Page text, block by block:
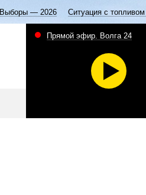
Выборы — 2026 Ситуация с
Прямой эфир. Волга 24